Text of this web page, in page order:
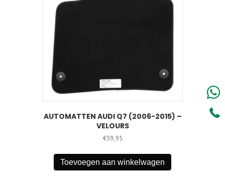
AUTOMATTEN AUDI Q7 (2006-2015) –
VELOURS
€59,95
Toevoegen aan winkelwagen